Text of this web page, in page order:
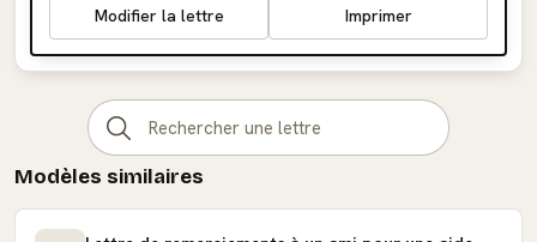
Modifier la lettre Imprimer
Modèles similaires